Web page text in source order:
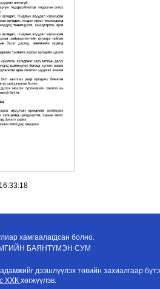
хамгаалагдсан болно.
БАЯНТҮМЭН СУМ
дээшлүүлэх төвийн захиалгаар
ХХК хөгжүүлэв.